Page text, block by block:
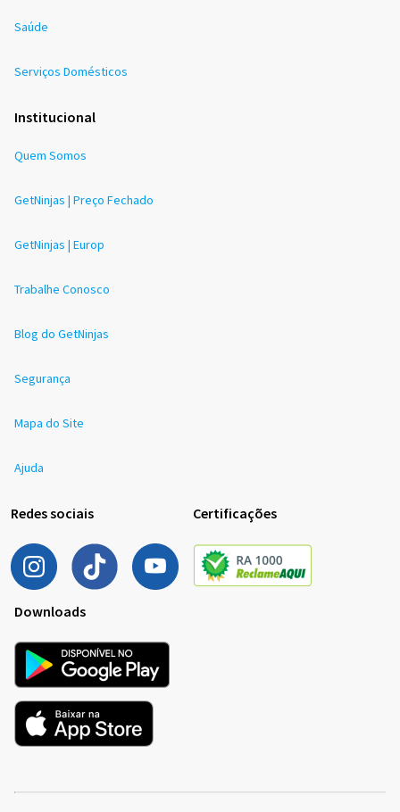
Saúde
Serviços Domésticos
Institucional
Quem Somos
GetNinjas | Preço Fechado
GetNinjas | Europ
Trabalhe Conosco
Blog do GetNinjas
Segurança
Mapa do Site
Ajuda
Redes sociais Certificações
Downloads